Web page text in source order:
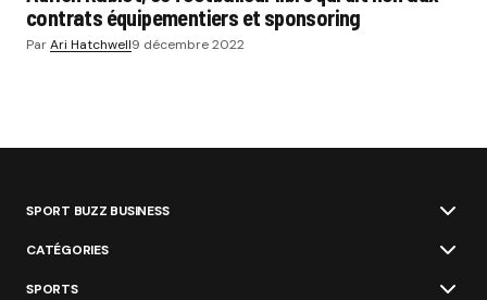
contrats équipementiers et sponsoring
ParAri Hatchwell9 décembre 2022
SPORT BUZZ BUSINESS
CATÉGORIES
SPORTS